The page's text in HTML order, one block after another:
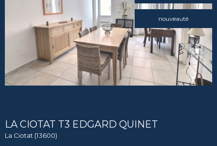
nouveauté
LA CIOTAT T3 EDGARD QUINET
La Ciotat (13600)